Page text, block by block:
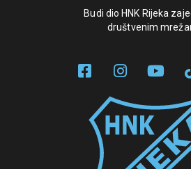
Budi dio HNK Rijeka
društvenim